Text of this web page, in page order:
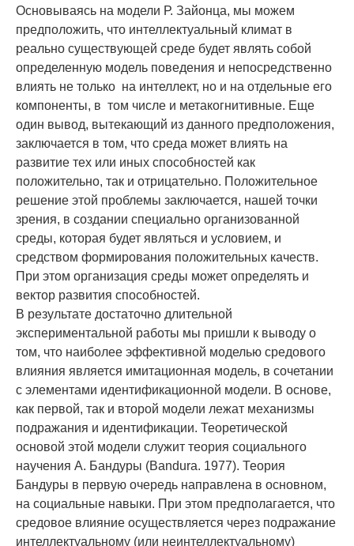
Основываясь на модели Р. Зайонца, мы можем
предположить, что интеллектуальный климат в
реально существующей среде будет являть собой
определенную модель поведения и непосредственно
влиять не только на интеллект, но и на отдельные его
компоненты, в том числе и метакогнитивные. Еще
один вывод, вытекающий из данного предположения,
заключается в том, что среда может влиять на
развитие тех или иных способностей как
положительно, так и отрицательно. Положительное
решение этой проблемы заключается, нашей точки
зрения, в создании специально организованной
среды, которая будет являться и условием, и
средством формирования положительных качеств.
При этом организация среды может определять и
вектор развития способностей.
В результате достаточно длительной
экспериментальной работы мы пришли к выводу о
том, что наиболее эффективной моделью средового
влияния является имитационная модель, в сочетании
с элементами идентификационной модели. В основе,
как первой, так и второй модели лежат механизмы
подражания и идентификации. Теоретической
основой этой модели служит теория социального
научения А. Бандуры (Bandura. 1977). Теория
Бандуры в первую очередь направлена в основном,
на социальные навыки. При этом предполагается, что
средовое влияние осуществляется через подражание
интеллектуальному (или неинтеллектуальному)